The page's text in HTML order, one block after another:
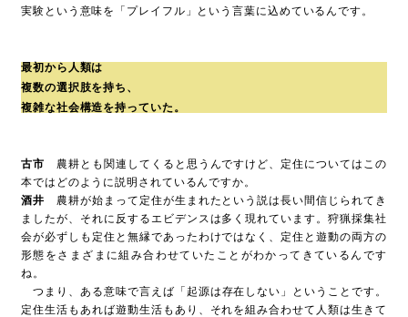
実験という意味を「プレイフル」という言葉に込めているんです。
最初から人類は
複数の選択肢を持ち、
複雑な社会構造を持っていた。
古市 農耕とも関連してくると思うんですけど、定住についてはこの
本ではどのように説明されているんですか。
酒井 農耕が始まって定住が生まれたという説は長い間信じられてき
ましたが、それに反するエビデンスは多く現れています。狩猟採集社
会が必ずしも定住と無縁であったわけではなく、定住と遊動の両方の
形態をさまざまに組み合わせていたことがわかってきているんです
ね。
つまり、ある意味で言えば「起源は存在しない」ということです。
定住生活もあれば遊動生活もあり、それを組み合わせて人類は生きて